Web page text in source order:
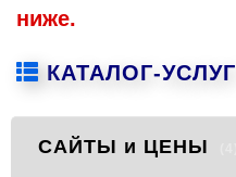
ниже.
КАТАЛОГ-УСЛУГ
САЙТЫ и ЦЕНЫ